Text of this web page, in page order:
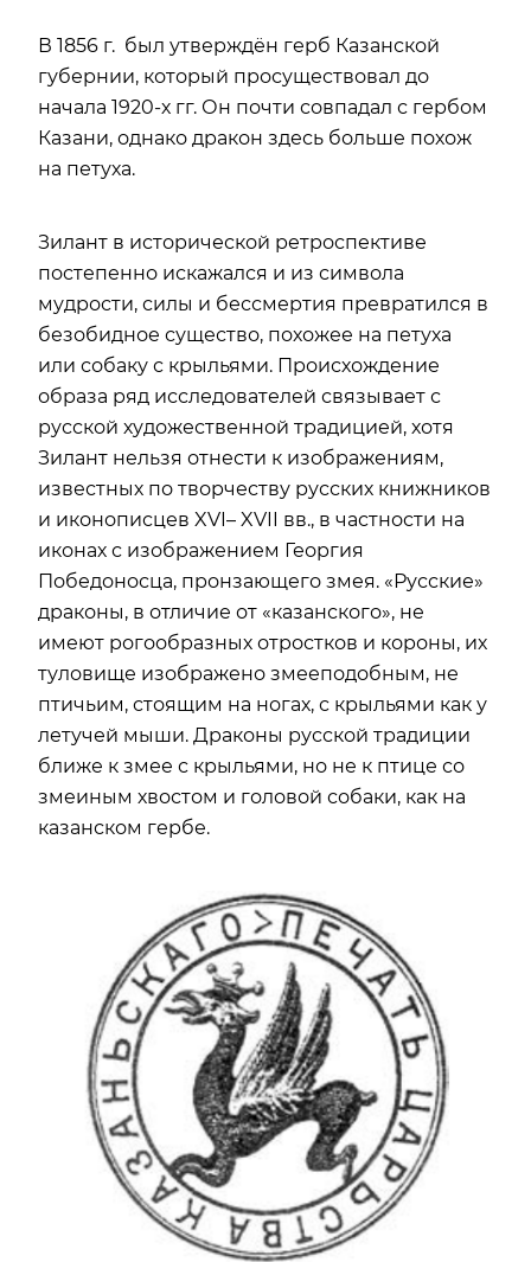
В 1856 г. был утверждён герб Казанской
губернии, который просуществовал до
начала 1920-х гг. Он почти совпадал с гербом
Казани, однако дракон здесь больше похож
на петуха.
Зилант в исторической ретроспективе
постепенно искажался и из символа
мудрости, силы и бессмертия превратился в
безобидное существо, похожее на петуха
или собаку с крыльями. Происхождение
образа ряд исследователей связывает с
русской художественной традицией, хотя
Зилант нельзя отнести к изображениям,
известных по творчеству русских книжников
и иконописцев XVI– XVII вв., в частности на
иконах с изображением Георгия
Победоносца, пронзающего змея. «Русские»
драконы, в отличие от «казанского», не
имеют рогообразных отростков и короны, их
туловище изображено змееподобным, не
птичьим, стоящим на ногах, с крыльями как у
летучей мыши. Драконы русской традиции
ближе к змее с крыльями, но не к птице со
змеиным хвостом и головой собаки, как на
казанском гербе.